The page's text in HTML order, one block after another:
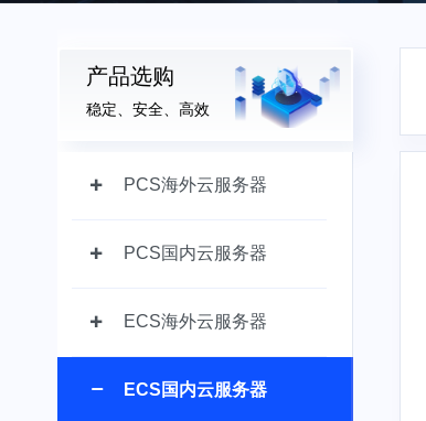
产品选购
稳定、安全、高效
PCS海外云服务器
PCS国内云服务器
ECS海外云服务器
ECS国内云服务器